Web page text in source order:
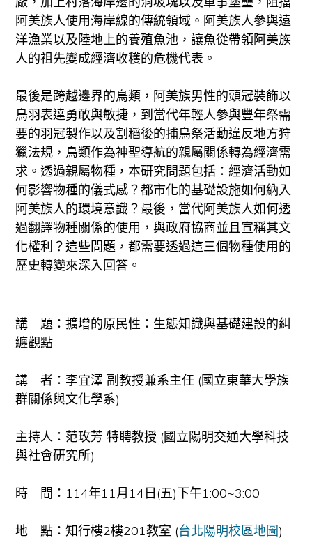
阿美族人使用海岸線的傳統領域。阿美族人參與遠
洋漁業以及陸地上的養殖魚池，讓魚從帶領阿美族
人的祖先變成經濟收穫的危機代表。
最後是跨越邊界的鳥類，阿美族男性的頭冠裝飾以
鳥羽表達勇敢與敏捷，到當代年輕人參與豐年祭需
要的羽冠製作以及割稻後的捕鳥祭活動違反地方狩
獵法規，鳥類作為神聖導航的親屬關係轉為經濟需
求。透過親屬物種，本研究問題包括：經濟活動如
何影響物種的儀式感？都市化的基礎設施如何納入
阿美族人的環境意識？最後，當代阿美族人如何透
過翻譯物種關係的使用，與政府協商並且宣稱其文
化權利？這些問題，都需要透過這三個物種使用的
歷史轉變來深入回答。
講 題：擴增的原民性：生態知識與基礎建設的糾
纏觀點
講 者：李宜澤 副教授兼系主任 (國立東華大學族
群關係與文化學系)
主持人：范玫芳 特聘教授 (國立陽明交通大學科技
與社會研究所)
時 間：114年11月14日(五)下午1:00~3:00
地 點：知行樓2樓201教室 (台北陽明校區地圖)